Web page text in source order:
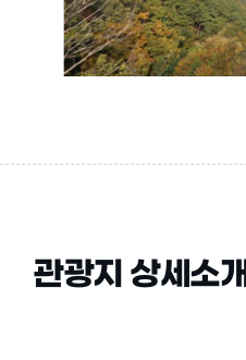
관광지 상세소개